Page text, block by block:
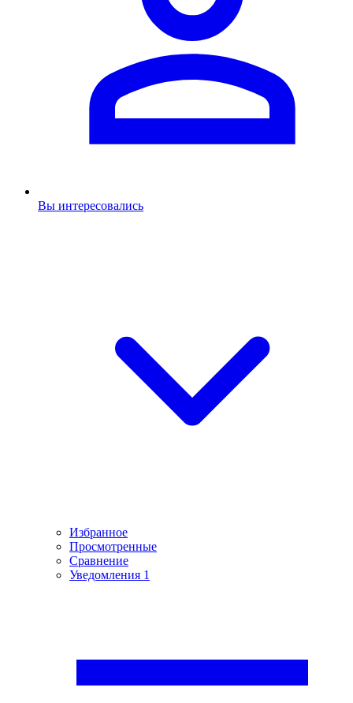
Вы интересовались
Избранное
Просмотренные
Сравнение
Уведомления 1